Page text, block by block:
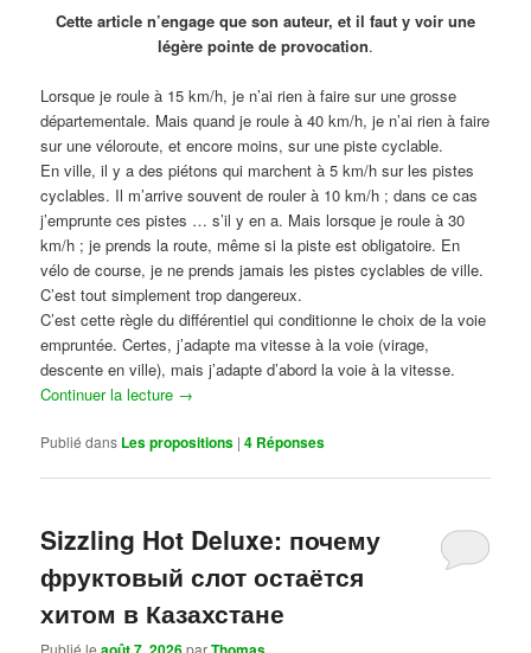
Cette article n’engage que son auteur, et il faut y voir une
légère pointe de provocation.
Lorsque je roule à 15 km/h, je n’ai rien à faire sur une grosse
départementale. Mais quand je roule à 40 km/h, je n’ai rien à faire
sur une véloroute, et encore moins, sur une piste cyclable.
En ville, il y a des piétons qui marchent à 5 km/h sur les pistes
cyclables. Il m’arrive souvent de rouler à 10 km/h ; dans ce cas
j’emprunte ces pistes … s’il y en a. Mais lorsque je roule à 30
km/h ; je prends la route, même si la piste est obligatoire. En
vélo de course, je ne prends jamais les pistes cyclables de ville.
C’est tout simplement trop dangereux.
C’est cette règle du différentiel qui conditionne le choix de la voie
empruntée. Certes, j’adapte ma vitesse à la voie (virage,
descente en ville), mais j’adapte d’abord la voie à la vitesse.
Continuer la lecture →
Publié dans Les propositions |4 Réponses
Sizzling Hot Deluxe: почему
фруктовый слот остаётся
хитом в Казахстане